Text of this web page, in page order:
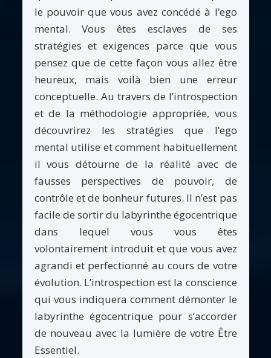
le pouvoir que vous avez concédé à l’ego
mental. Vous êtes esclaves de ses
stratégies et exigences parce que vous
pensez que de cette façon vous allez être
heureux, mais voilà bien une erreur
conceptuelle. Au travers de l’introspection
et de la méthodologie appropriée, vous
découvrirez les stratégies que l’ego
mental utilise et comment habituellement
il vous détourne de la réalité avec de
fausses perspectives de pouvoir, de
contrôle et de bonheur futures. Il n’est pas
facile de sortir du labyrinthe égocentrique
dans lequel vous vous êtes
volontairement introduit et que vous avez
agrandi et perfectionné au cours de votre
évolution. L’introspection est la conscience
qui vous indiquera comment démonter le
labyrinthe égocentrique pour s’accorder
de nouveau avec la lumière de votre Être
Essentiel.